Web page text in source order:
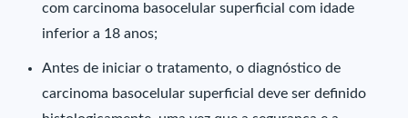
com carcinoma basocelular superficial com idade
inferior a 18 anos;
Antes de iniciar o tratamento, o diagnóstico de
carcinoma basocelular superficial deve ser definido